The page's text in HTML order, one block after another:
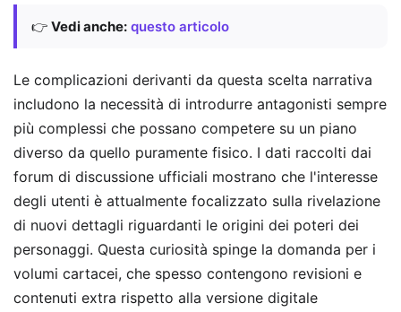
👉 Vedi anche: questo articolo
Le complicazioni derivanti da questa scelta narrativa
includono la necessità di introdurre antagonisti sempre
più complessi che possano competere su un piano
diverso da quello puramente fisico. I dati raccolti dai
forum di discussione ufficiali mostrano che l'interesse
degli utenti è attualmente focalizzato sulla rivelazione
di nuovi dettagli riguardanti le origini dei poteri dei
personaggi. Questa curiosità spinge la domanda per i
volumi cartacei, che spesso contengono revisioni e
contenuti extra rispetto alla versione digitale